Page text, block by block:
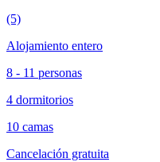
(5)
Alojamiento entero
8 - 11 personas
4 dormitorios
10 camas
Cancelación gratuita